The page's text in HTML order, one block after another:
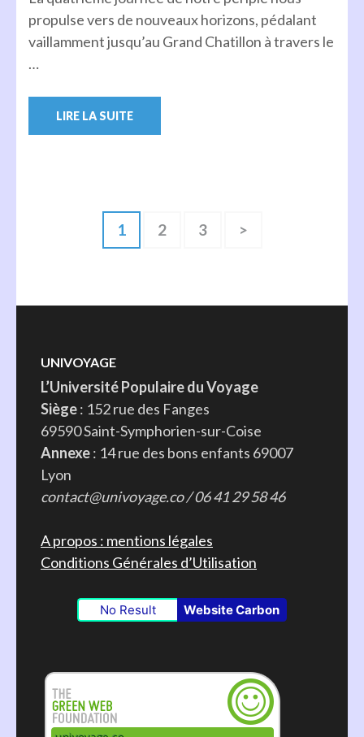
propulse vers de nouveaux horizons, pédalant
vaillamment jusqu’au Grand Chatillon à travers le
…
LIRE LA SUITE
PaginationPage
1 Page
2 Page
3 >
UNIVOYAGE
L’Université Populaire du Voyage
Siège: 152 rue des Fanges
69590 Saint-Symphorien-sur-Coise
Annexe: 14 rue des bons enfants 69007
Lyon
contact@univoyage.co / 06 41 29 58 46
A propos : mentions légales
Conditions Générales d’Utilisation
No Result Website Carbon